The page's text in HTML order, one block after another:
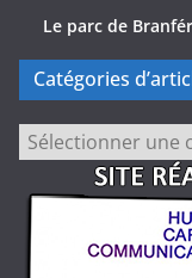
Le parc de
Catégories
Catégories